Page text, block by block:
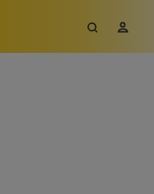
ga naar de
Zoeken
BIJ JOU